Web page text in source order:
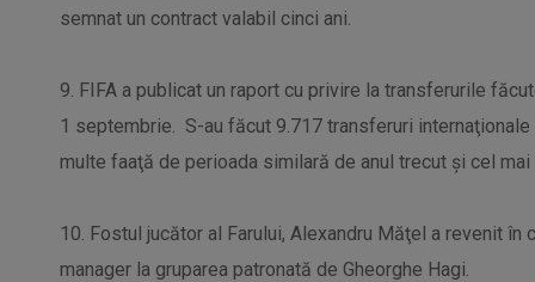
semnat un contract valabil cinci ani.
9. FIFA a publicat un raport cu privire la transferurile
1 septembrie. S-au făcut 9.717 transferuri
multe faaţă de perioada similară de anul trecut şi cel
10. Fostul jucător al Farului, Alexandru Măţel a revenit
manager la gruparea patronată de Gheorghe Hagi.